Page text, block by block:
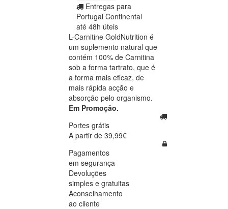
Entregas para
Portugal Continental
até 48h úteis
L-Carnitine GoldNutrition é
um suplemento natural que
contém 100% de Carnitina
sob a forma tartrato, que é
a forma mais eficaz, de
mais rápida acção e
absorção pelo organismo.
Em Promoção.
Portes grátis
A partir de 39,99€
Pagamentos
em segurança
Devoluções
simples e gratuitas
Aconselhamento
ao cliente